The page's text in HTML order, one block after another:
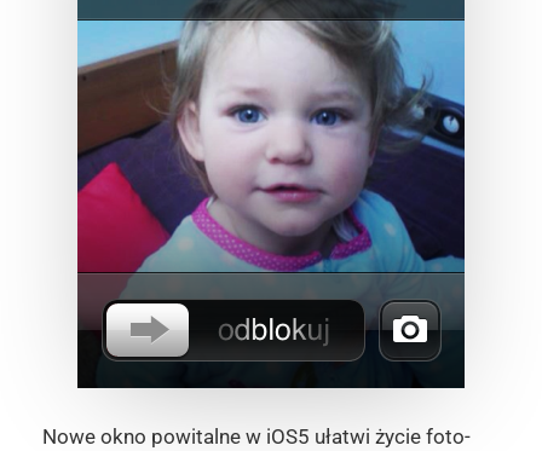
Nowe okno powitalne w iOS5 ułatwi życie foto-